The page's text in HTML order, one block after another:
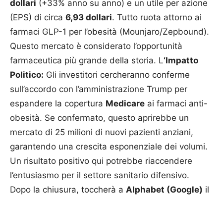
dollari (+33% anno su anno) e un utile per azione
(EPS) di circa 6,93 dollari. Tutto ruota attorno ai
farmaci GLP-1 per l’obesità (Mounjaro/Zepbound).
Questo mercato è considerato l’opportunità
farmaceutica più grande della storia. L‘Impatto
Politico: Gli investitori cercheranno conferme
sull’accordo con l’amministrazione Trump per
espandere la copertura Medicare ai farmaci anti-
obesità. Se confermato, questo aprirebbe un
mercato di 25 milioni di nuovi pazienti anziani,
garantendo una crescita esponenziale dei volumi.
Un risultato positivo qui potrebbe riaccendere
l’entusiasmo per il settore sanitario difensivo.
Dopo la chiusura, toccherà a Alphabet (Google) il